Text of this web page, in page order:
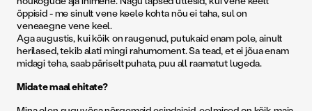
õppisid - me sinult vene keele kohta nõu ei taha, sul on
veneaegne vene keel.
Aga augustis, kui kõik on raugenud, putukaid enam pole, ainult
herilased, tekib alati mingi rahumoment. Sa tead, et ei jõua enam
midagi teha, saab päriselt puhata, puu all raamatut lugeda.
Mida te maal ehitate?